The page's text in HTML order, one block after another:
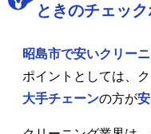
ときのチェッ
昭島市で安いクリー
ポイントとしては、
大手チェーンの方が